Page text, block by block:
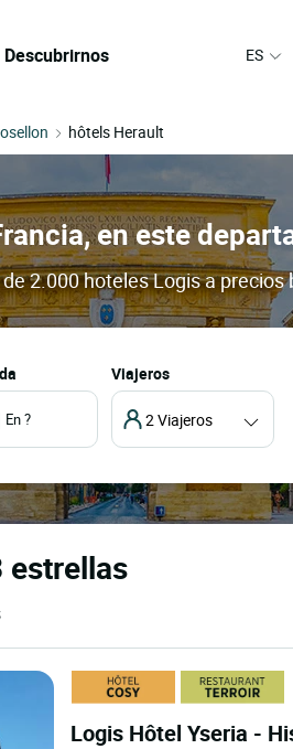
Descubrirnos ES
hôtels Herault
en este
2.000 hoteles Logis a precios
Viajeros
2 Viajeros
estrellas
Logis Hôtel Yseria -